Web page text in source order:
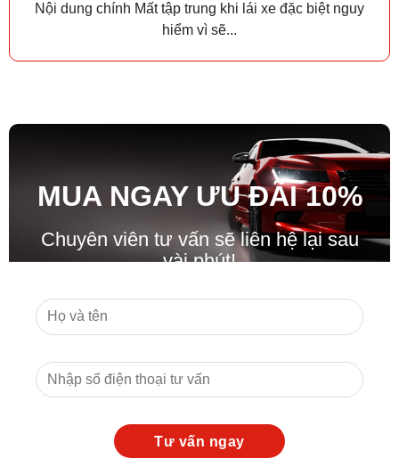
Nội dung chính Mất tập trung khi lái xe đặc biệt nguy
hiểm vì sẽ...
MUA NGAY ƯU ĐÃI10%
Chuyên viên tư vấn sẽ liên hệ lại sau
vài phút!